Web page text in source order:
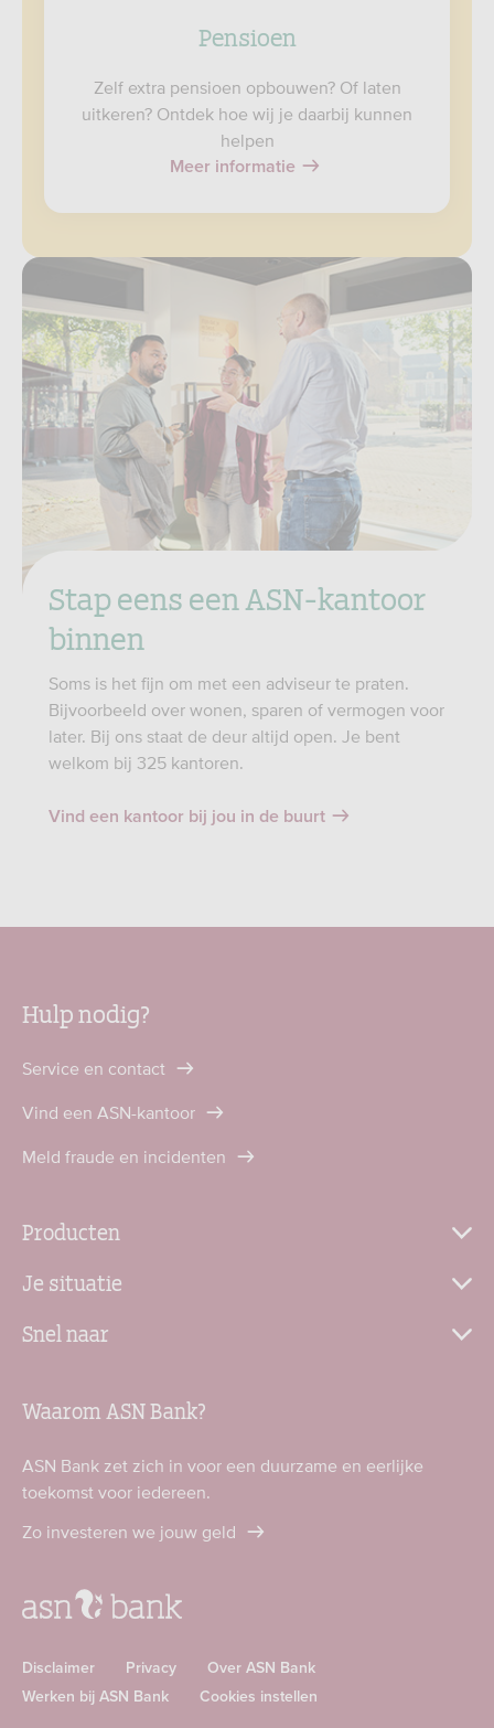
Pensioen
Zelf extra pensioen opbouwen? Of laten
uitkeren? Ontdek hoe wij je daarbij kunnen
helpen
Meer informatie
Stap eens een ASN-kantoor
binnen
Soms is het fijn om met een adviseur te praten.
Bijvoorbeeld over wonen, sparen of vermogen voor
later. Bij ons staat de deur altijd open. Je bent
welkom bij 325 kantoren.
Vind een kantoor bij jou in de buurt
Hulp nodig?
Service en contact
Vind een ASN-kantoor
Meld fraude en incidenten
Producten
Je situatie
Snel naar
Waarom ASN Bank?
ASN Bank zet zich in voor een duurzame en eerlijke
toekomst voor iedereen.
Zo investeren we jouw geld
Disclaimer Privacy
Over ASN Bank
Werken bij ASN Bank
Cookies instellen